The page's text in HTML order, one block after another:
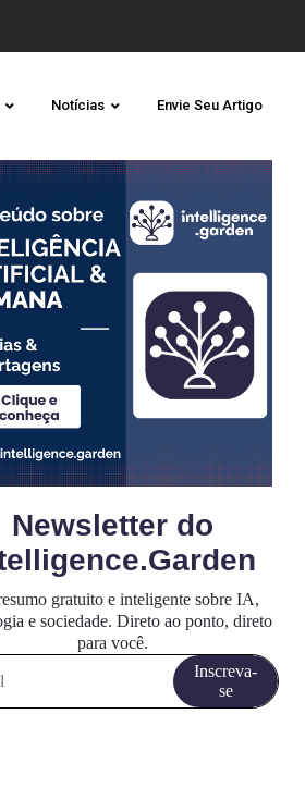
Notícias Envie Seu Artigo